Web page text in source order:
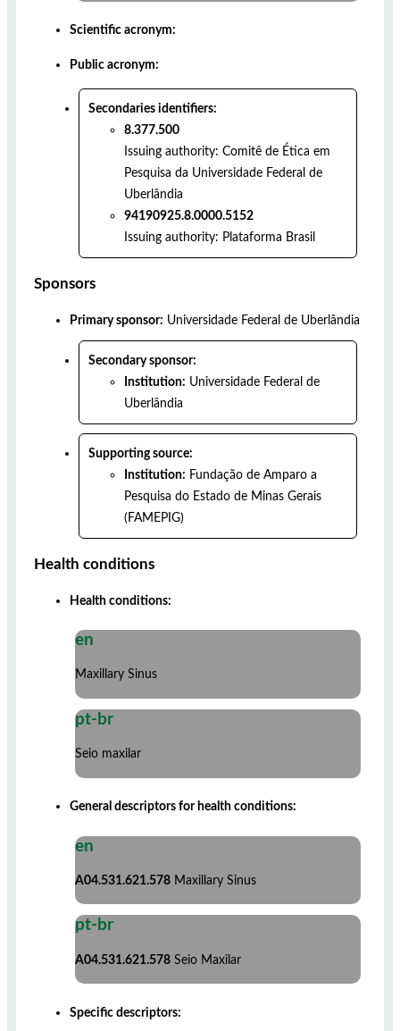
Scientific acronym:
Public acronym:
Secondaries identifiers:
8.377.500
Issuing authority: Comitê de Ética em
Pesquisa da Universidade Federal de
Uberlândia
94190925.8.0000.5152
Issuing authority: Plataforma Brasil
Sponsors
Primary sponsor: Universidade Federal de Uberlândia
Secondary sponsor:
Institution: Universidade Federal de
Uberlândia
Supporting source:
Institution: Fundação de Amparo a
Pesquisa do Estado de Minas Gerais
(FAMEPIG)
Health conditions
Health conditions:
en
Maxillary Sinus
pt-br
Seio maxilar
General descriptors for health conditions:
en
A04.531.621.578 Maxillary Sinus
pt-br
A04.531.621.578 Seio Maxilar
Specific descriptors: